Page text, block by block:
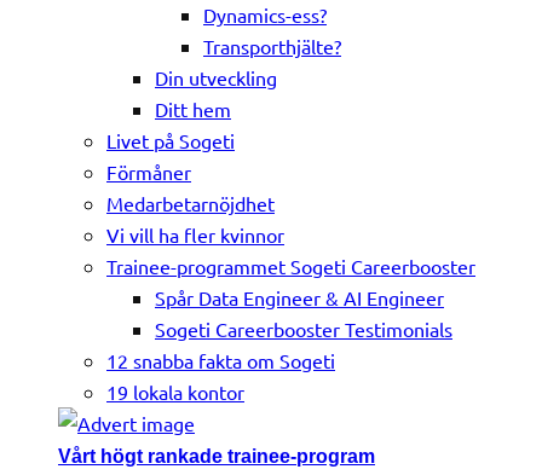
Dynamics-ess?
Transporthjälte?
Din utveckling
Ditt hem
Livet på Sogeti
Förmåner
Medarbetarnöjdhet
Vi vill ha fler kvinnor
Trainee-programmet Sogeti Careerbooster
Spår Data Engineer & AI Engineer
Sogeti Careerbooster Testimonials
12 snabba fakta om Sogeti
19 lokala kontor
Vårt högt rankade trainee-program